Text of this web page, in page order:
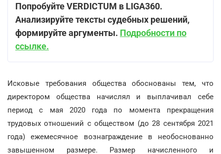
Попробуйте VERDICTUM в LIGA360.
Анализируйте тексты судебных решений,
формируйте аргументы. Подробности по
ссылке.
Исковые требования общества обоснованы тем, что
директором общества начислял и выплачивал себе
период с мая 2020 года по момента прекращения
трудовых отношений с обществом (до 28 сентября 2021
года) ежемесячное вознаграждение в необоснованно
завышенном размере. Размер начисленного и